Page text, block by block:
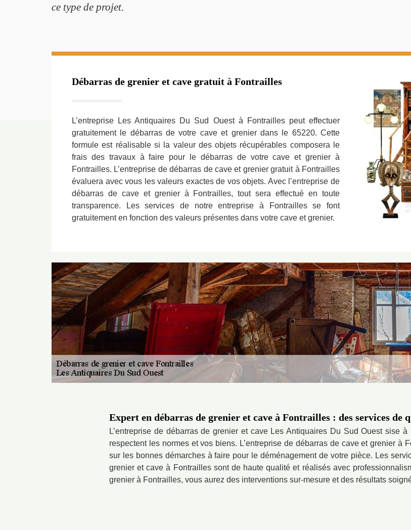
ce type de projet.
Débarras de grenier et cave gratuit à Fontrailles
L’entreprise Les Antiquaires Du Sud Ouest à Fontrailles peut effectuer
gratuitement le débarras de votre cave et grenier dans le 65220. Cette
formule est réalisable si la valeur des objets récupérables composera le
frais des travaux à faire pour le débarras de votre cave et grenier à
Fontrailles. L’entreprise de débarras de cave et grenier gratuit à Fontrailles
évaluera avec vous les valeurs exactes de vos objets. Avec l’entreprise de
débarras de cave et grenier à Fontrailles, tout sera effectué en toute
transparence. Les services de notre entreprise à Fontrailles se font
gratuitement en fonction des valeurs présentes dans votre cave et grenier.
Expert en débarras de grenier et cave à Fontrailles : des services de
L’entreprise de débarras de grenier et cave Les Antiquaires Du Sud Ouest sise
respectent les normes et vos biens. L’entreprise de débarras de cave et grenier à
sur les bonnes démarches à faire pour le déménagement de votre pièce. Les
grenier et cave à Fontrailles sont de haute qualité et réalisés avec
grenier à Fontrailles, vous aurez des interventions sur-mesure et des résultats